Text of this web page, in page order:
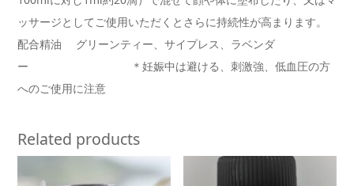
ッサージとしてご使用いただくとさらに持続性が高まります。
配合精油 グリーンティー、サイプレス、ラベンダ
ー ＊妊娠中は避ける、刺激強、低血圧の方
へのご使用に注意
Related products